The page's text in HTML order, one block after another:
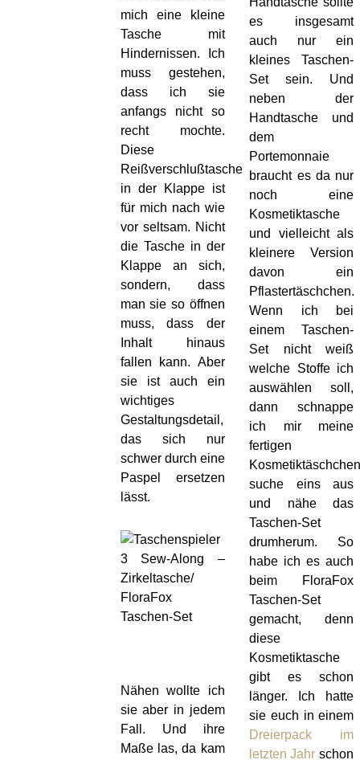
mich eine kleine
Tasche mit
Hindernissen. Ich
muss gestehen,
dass ich sie
anfangs nicht so
recht mochte.
Diese
Reißverschlußtasche
in der Klappe ist
für mich nach wie
vor seltsam. Nicht
die Tasche in der
Klappe an sich,
sondern, dass
man sie so öffnen
muss, dass der
Inhalt hinaus
fallen kann. Aber
sie ist auch ein
wichtiges
Gestaltungsdetail,
das sich nur
schwer durch eine
Paspel ersetzen
lässt.
Nähen wollte ich
sie aber in jedem
Fall. Und ihre
Maße las, da kam
es insgesamt
auch nur ein
kleines Taschen-
Set sein. Und
neben der
Handtasche und
dem
Portemonnaie
braucht es da nur
noch eine
Kosmetiktasche
und vielleicht als
kleinere Version
davon ein
Pflastertäschchen.
Wenn ich bei
einem Taschen-
Set nicht weiß
welche Stoffe ich
auswählen soll,
dann schnappe
ich mir meine
fertigen
suche eins aus
und nähe das
Taschen-Set
drumherum. So
habe ich es auch
beim FloraFox
Taschen-Set
gemacht, denn
diese
Kosmetiktasche
gibt es schon
länger. Ich hatte
sie euch in einem
Dreierpack im
letzten Jahr schon